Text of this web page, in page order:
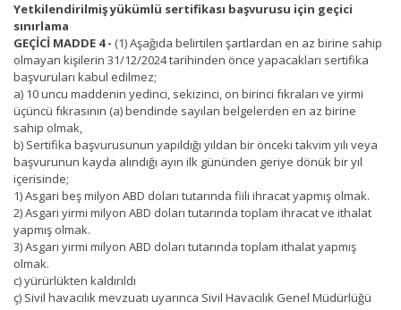
Yetkilendirilmiş yükümlü sertifikası başvurusu için geçici
sınırlama
GEÇİCİ MADDE 4 - (1) Aşağıda belirtilen şartlardan en az birine sahip
olmayan kişilerin 31/12/2024 tarihinden önce yapacakları sertifika
başvuruları kabul edilmez;
a) 10 uncu maddenin yedinci, sekizinci, on birinci fıkraları ve yirmi
üçüncü fıkrasının (a) bendinde sayılan belgelerden en az birine
sahip olmak,
b) Sertifika başvurusunun yapıldığı yıldan bir önceki takvim yılı veya
başvurunun kayda alındığı ayın ilk gününden geriye dönük bir yıl
içerisinde;
1) Asgari beş milyon ABD doları tutarında fiili ihracat yapmış olmak.
2) Asgari yirmi milyon ABD doları tutarında toplam ihracat ve ithalat
yapmış olmak.
3) Asgari yirmi milyon ABD doları tutarında toplam ithalat yapmış
olmak.
c) yürürlükten kaldırıldı
ç) Sivil havacılık mevzuatı uyarınca Sivil Havacılık Genel Müdürlüğü